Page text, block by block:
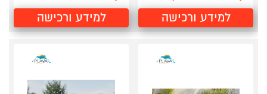
למידע ורכישה למידע ורכישה